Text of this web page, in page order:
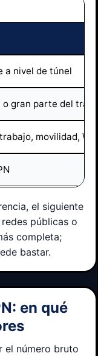
a nivel de túnel
o gran parte del
movilidad,
el siguiente
redes públicas o
completa;
bastar.
en qué
el número bruto